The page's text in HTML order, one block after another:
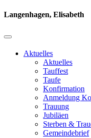
Langenhagen, Elisabeth
Aktuelles
Aktuelles
Tauffest
Taufe
Konfirmation
Anmeldung
Trauung
Jubiläen
Sterben &
Gemeindebrief